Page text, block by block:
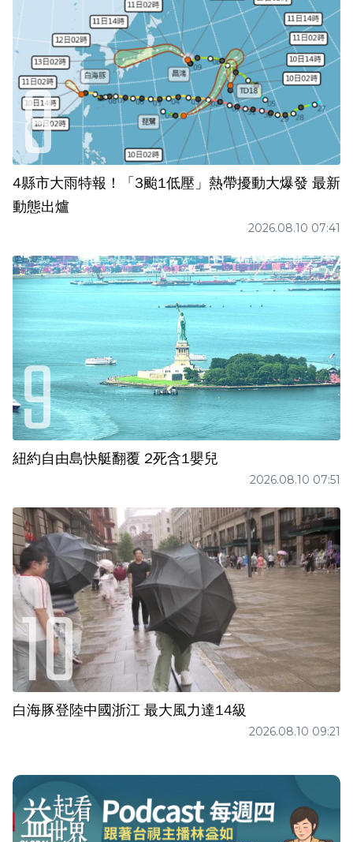
4縣市大雨特報！「3颱1低壓」熱帶擾動大爆發 最新
動態出爐
2026.08.10 07:41
紐約自由島快艇翻覆 2死含1嬰兒
2026.08.10 07:51
白海豚登陸中國浙江 最大風力達14級
2026.08.10 09:21